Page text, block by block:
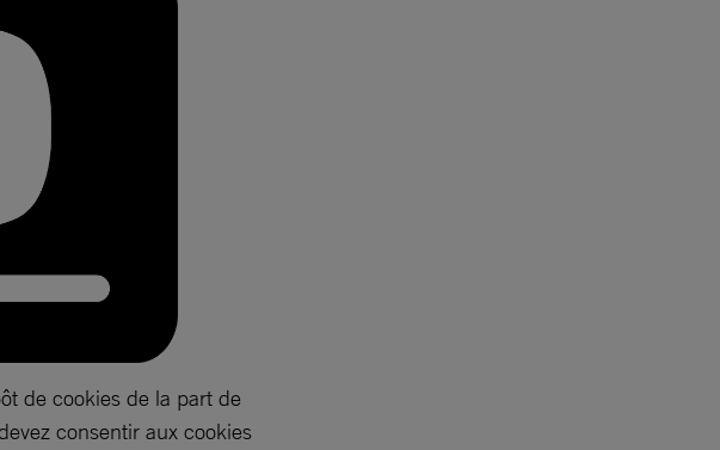
de cookies de la part de
consentir aux cookies